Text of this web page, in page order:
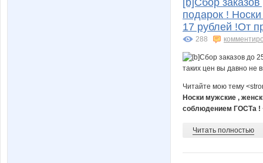
подарок !
17 рублей !От
288
Читайте мою тему
Носки мужские ,
соблюдением ГОСТа !
Читать полностью